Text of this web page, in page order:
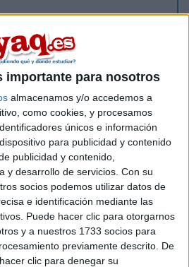
importante para nosotros
almacenamos y/o accedemos a
como cookies, y procesamos
únicos e información
para publicidad y contenido
publicidad y contenido,
y desarrollo de servicios. Con su
socios podemos utilizar datos de
e identificación mediante las
Puede hacer clic para otorgarnos
y a nuestros 1733 socios para
previamente descrito. De
clic para denegar su
imposible...)
correción para lengua y geografia,
tengoo un 5 min y en geografia al
las listas de admitidos en Castilla
esta reclamación no me la dan
de Octubre...
me den la nota en octubre cuando
lunes, ni me va a dar tiempo a
ni nada...